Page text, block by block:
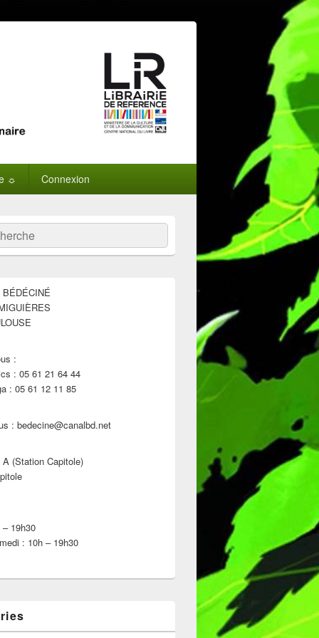
☼ Connexion
:
: 05 61 21 64 44
: 05 61 12 11 85
: bedecine@canalbd.net
A (Station Capitole)
19h30
: 10h – 19h30